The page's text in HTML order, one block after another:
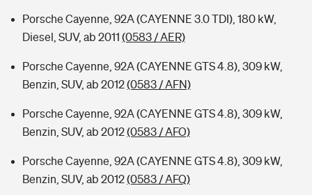
Porsche Cayenne, 92A (CAYENNE 3.0 TDI), 180 kW,
Diesel, SUV, ab 2011 (0583 / AER)
Porsche Cayenne, 92A (CAYENNE GTS 4.8), 309 kW,
Benzin, SUV, ab 2012(0583 / AFN)
Porsche Cayenne, 92A (CAYENNE GTS 4.8), 309 kW,
Benzin, SUV, ab 2012(0583 / AFO)
Porsche Cayenne, 92A (CAYENNE GTS 4.8), 309 kW,
Benzin, SUV, ab 2012(0583 / AFQ)